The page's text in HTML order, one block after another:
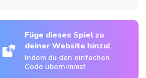
Füge dieses Spiel zu
deiner Website hinzu!
Indem du den einfachen
Code übernimmst